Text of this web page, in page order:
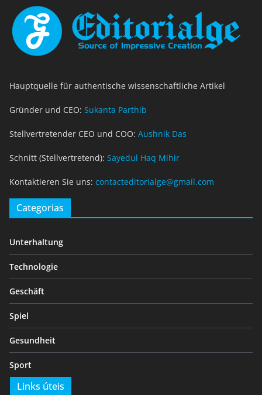
Hauptquelle für authentische wissenschaftliche Artikel
Gründer und CEO: Sukanta Parthib
Stellvertretender CEO und COO: Aushnik Das
Schnitt (Stellvertretend): Sayedul Haq Mihir
Kontaktieren Sie uns: contacteditorialge@gmail.com
Categorias
Unterhaltung
Technologie
Geschäft
Spiel
Gesundheit
Sport
Links úteis